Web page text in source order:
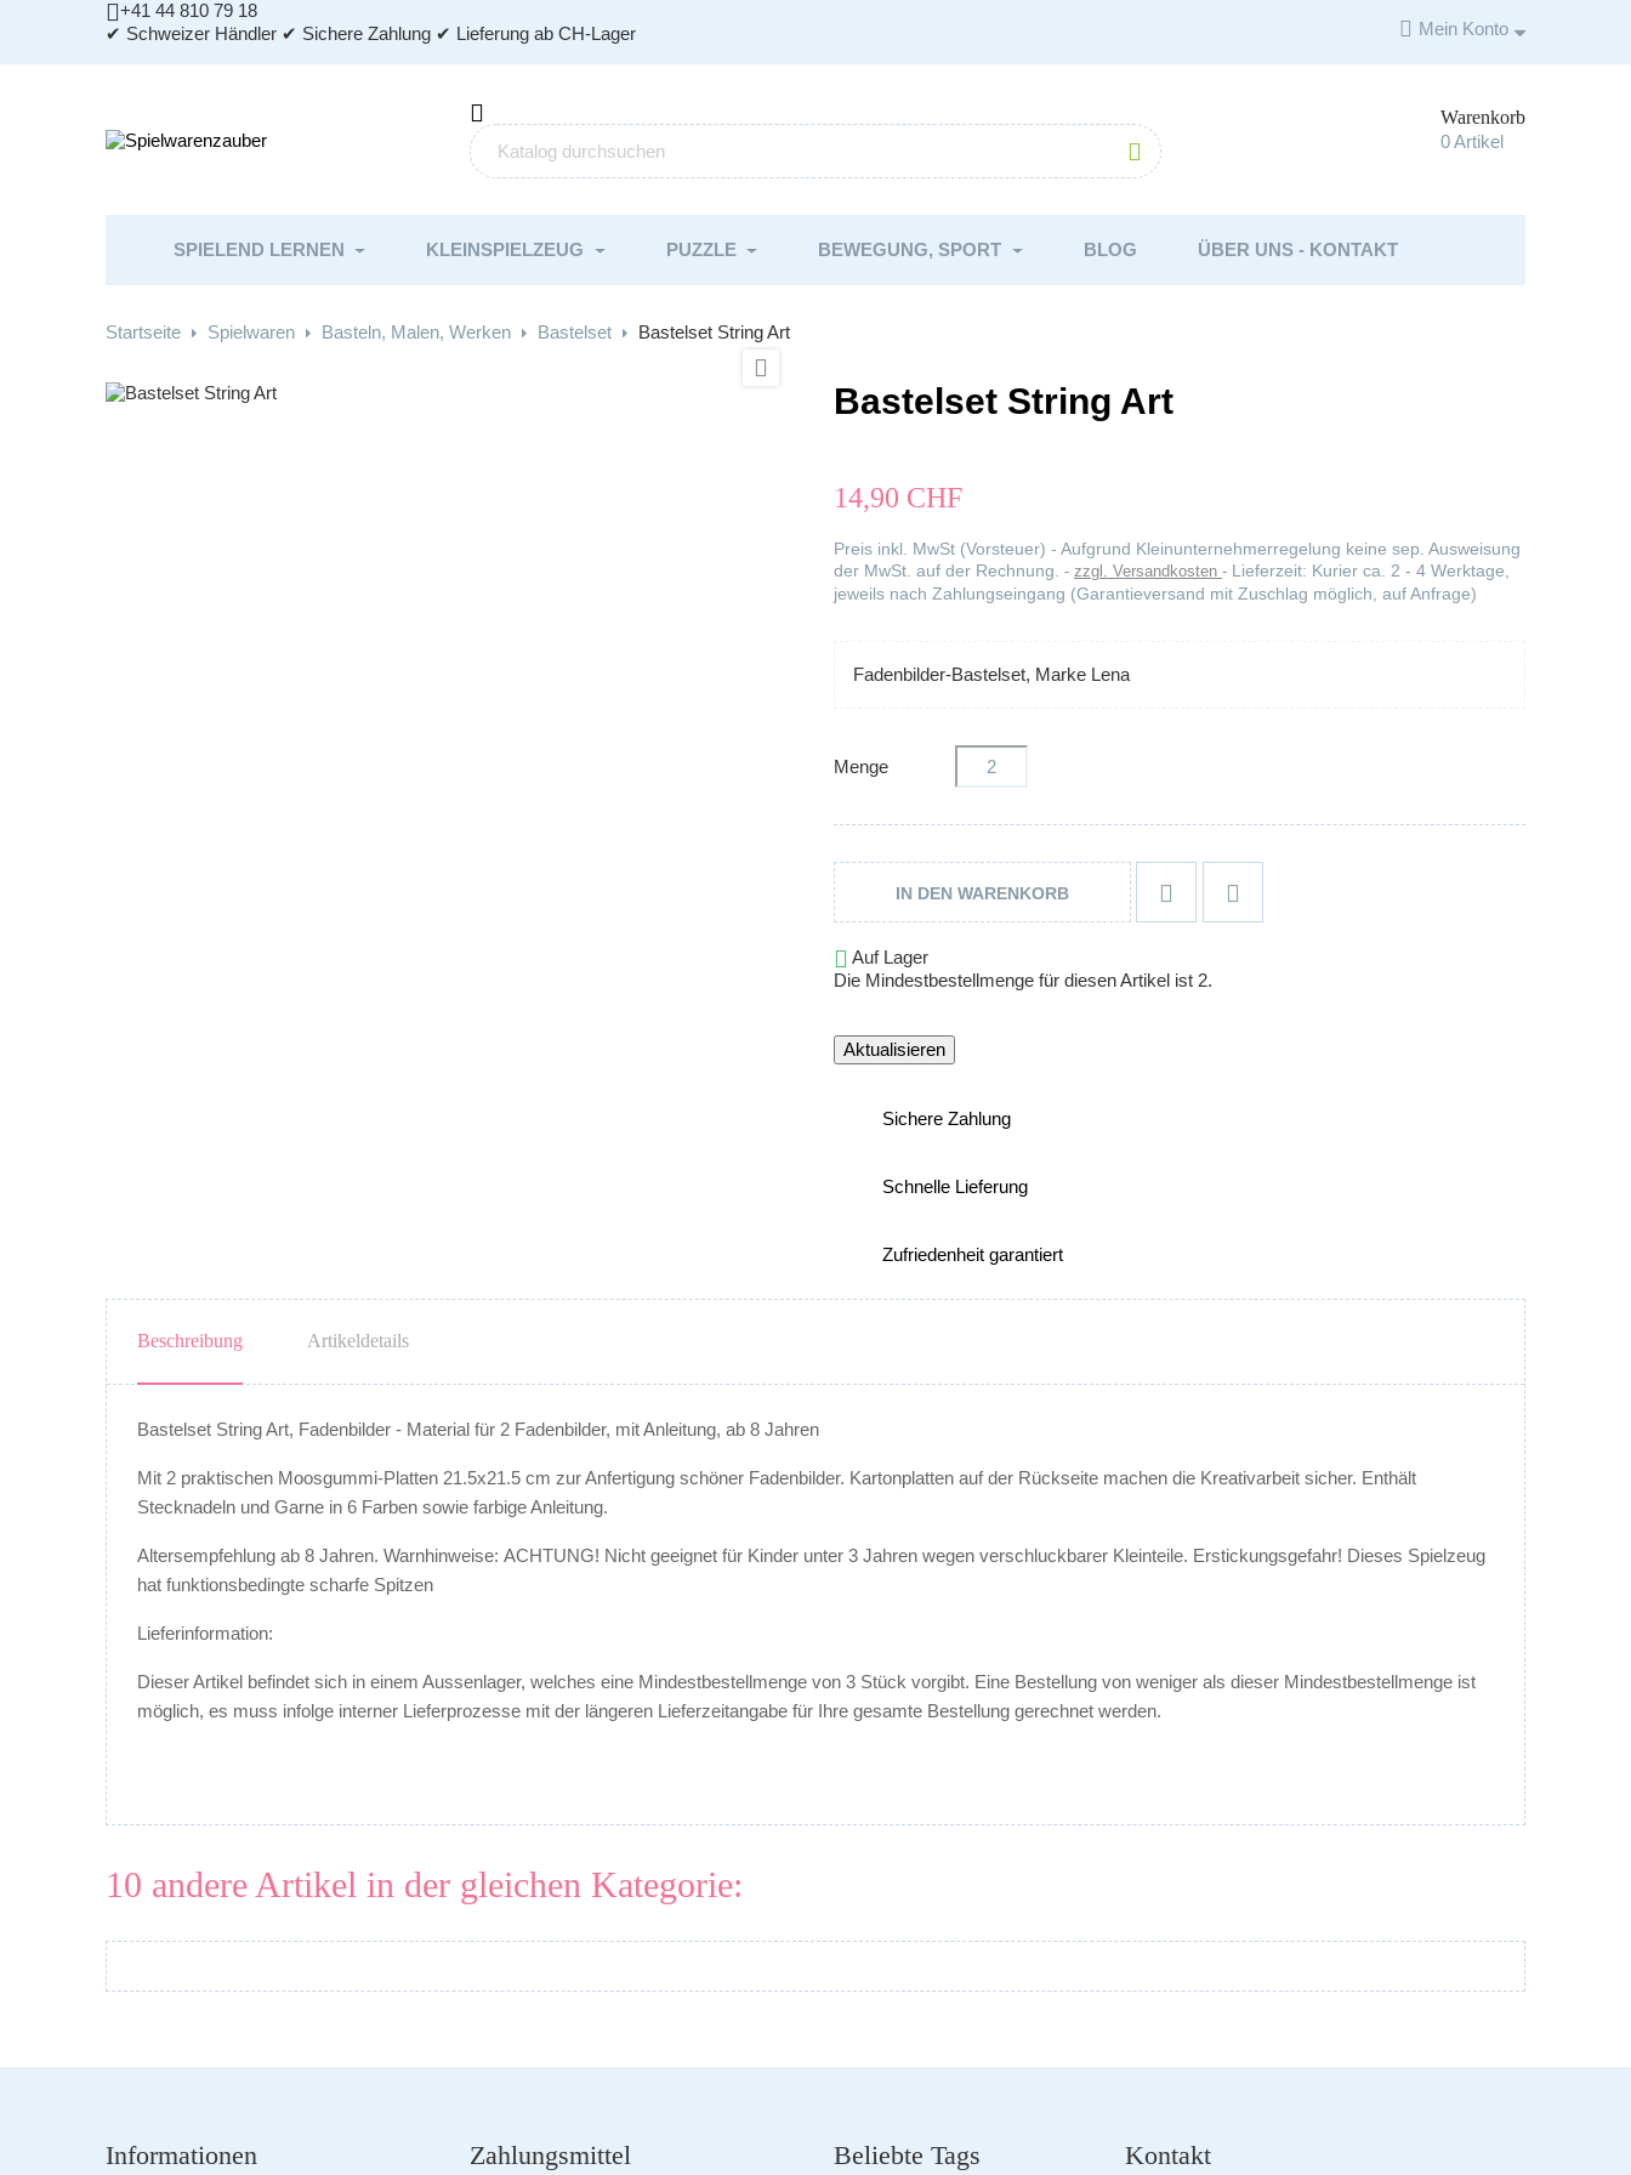
+41 44 810 79 18
✔ Schweizer Händler ✔ Sichere Zahlung ✔ Lieferung ab CH-Lager
 Mein Konto
Warenkorb
0Artikel


SPIELEND LERNEN KLEINSPIELZEUG PUZZLE BEWEGUNG, SPORT BLOG ÜBER UNS - KONTAKT
Startseite Spielwaren Basteln, Malen, Werken Bastelset Bastelset String Art

Bastelset String Art
14,90 CHF
Preis inkl. MwSt (Vorsteuer) - Aufgrund Kleinunternehmerregelung keine sep. Ausweisung
der MwSt. auf der Rechnung.
zzgl. Versandkosten
Lieferzeit: Kurier ca. 2 - 4 Werktage,
jeweils nach Zahlungseingang (Garantieversand mit Zuschlag möglich, auf Anfrage)
Fadenbilder-Bastelset, Marke Lena
Menge
IN DEN WARENKORB  
 Auf Lager
Die Mindestbestellmenge für diesen Artikel ist 2.
Sichere Zahlung
Schnelle Lieferung
Zufriedenheit garantiert
Beschreibung Artikeldetails
Bastelset String Art, Fadenbilder - Material für 2 Fadenbilder, mit Anleitung, ab 8 Jahren
Mit 2 praktischen Moosgummi-Platten 21.5x21.5 cm zur Anfertigung schöner Fadenbilder. Kartonplatten auf der Rückseite machen die Kreativarbeit sicher. Enthält
Stecknadeln und Garne in 6 Farben sowie farbige Anleitung.
Altersempfehlung ab 8 Jahren. Warnhinweise: ACHTUNG! Nicht geeignet für Kinder unter 3 Jahren wegen verschluckbarer Kleinteile. Erstickungsgefahr! Dieses Spielzeug
hat funktionsbedingte scharfe Spitzen
Lieferinformation:
Dieser Artikel befindet sich in einem Aussenlager, welches eine Mindestbestellmenge von 3 Stück vorgibt. Eine Bestellung von weniger als dieser Mindestbestellmenge ist
möglich, es muss infolge interner Lieferprozesse mit der längeren Lieferzeitangabe für Ihre gesamte Bestellung gerechnet werden.
10 andere Artikel in der gleichen Kategorie:
Informationen Zahlungsmittel Beliebte Tags Kontakt